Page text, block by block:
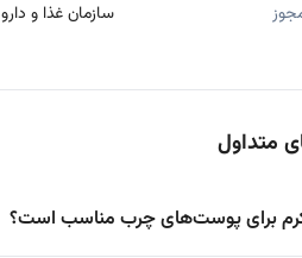
سازمان غذا و دارو
متداول
کرم برای پوست‌های چرب مناسب است؟